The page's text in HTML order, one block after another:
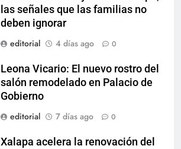
las señales que las familias no
deben ignorar
editorial
4 días ago 0
Leona Vicario: El nuevo rostro del
salón remodelado en Palacio de
Gobierno
editorial
7 días ago 0
Xalapa acelera la renovación del